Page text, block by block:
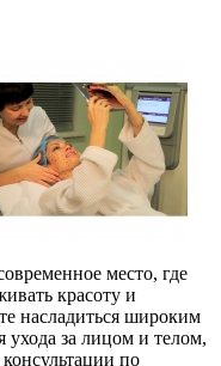
место, где
красоту и
насладиться широким
ухода за лицом и телом,
по